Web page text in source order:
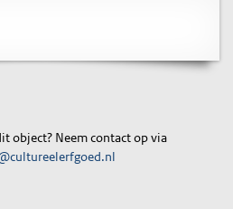
object? Neem contact op via